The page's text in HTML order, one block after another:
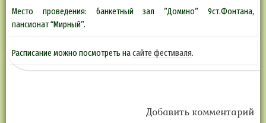
Место проведения: банкетный зал ”Домино” 9ст.Фонтана,
пансионат “Мирный”.
Расписание можно посмотреть насайте фестиваля.
Добавить комментарий